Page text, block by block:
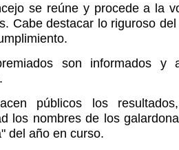
se reúne y procede a la
Cabe destacar lo riguroso
son informados y
públicos los
los nombres de los
del año en curso.